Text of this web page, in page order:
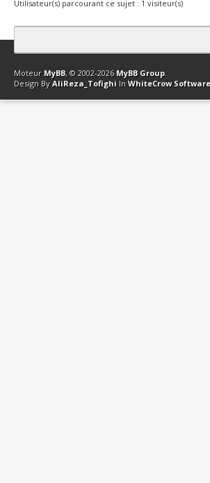
Utilisateur(s) parcourant ce sujet : 1 visiteur(s)
Contact Club Affiliation Retourner en haut
Moteur MyBB, © 2002-2026 MyBB Group.
Design By AliReza_Tofighi In WhiteCrow